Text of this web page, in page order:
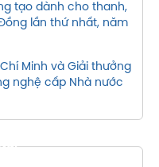
tạo dành cho thanh,
lần thứ nhất, năm
Minh và Giải thưởng
nghệ cấp Nhà nước